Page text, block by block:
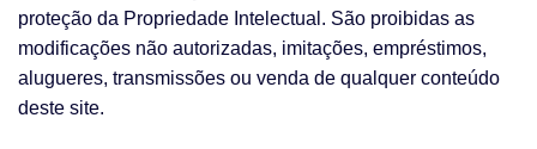
proteção da Propriedade Intelectual. São proibidas as
modificações não autorizadas, imitações, empréstimos,
alugueres, transmissões ou venda de qualquer conteúdo
deste site.